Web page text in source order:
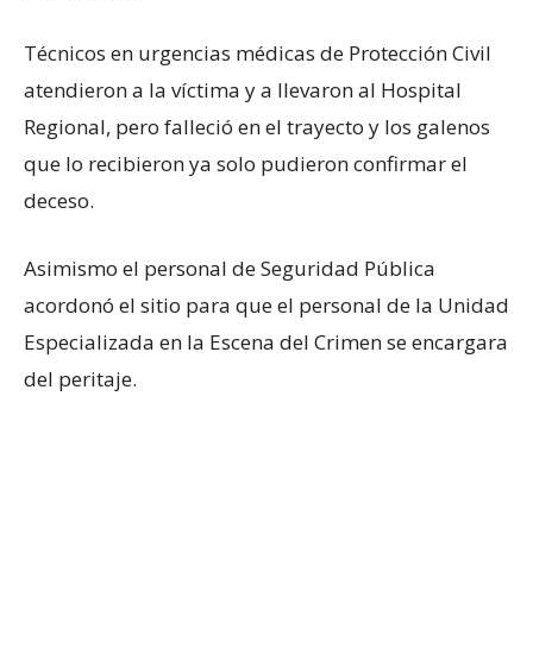
Técnicos en urgencias médicas de Protección Civil
atendieron a la víctima y a llevaron al Hospital
Regional, pero falleció en el trayecto y los galenos
que lo recibieron ya solo pudieron confirmar el
deceso.
Asimismo el personal de Seguridad Pública
acordonó el sitio para que el personal de la Unidad
Especializada en la Escena del Crimen se encargara
del peritaje.